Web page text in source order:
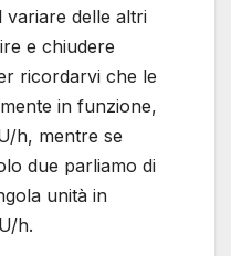
variare delle altri
e chiudere
ricordarvi che le
in funzione,
h, mentre se
due parliamo di
unità in
h.